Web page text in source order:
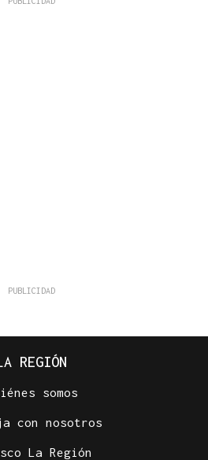
REGIÓN
somos
con nosotros
La Región